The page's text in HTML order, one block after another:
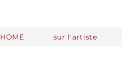
HOME sur l'artiste